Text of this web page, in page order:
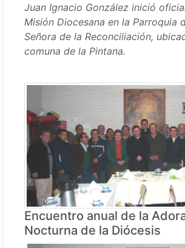
Juan Ignacio González inició
Misión Diocesana en la Parroquia
Señora de la Reconciliación,
comuna de la Pintana.
Encuentro anual de la
Nocturna de la Diócesis